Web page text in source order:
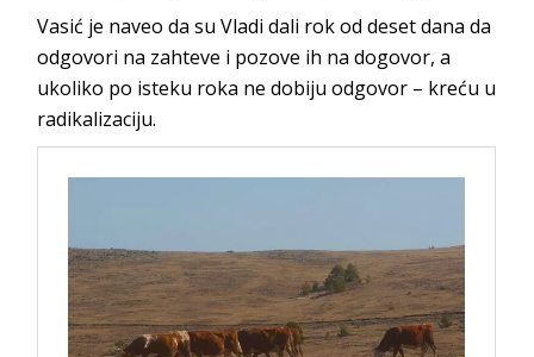
Vasić je naveo da su Vladi dali rok od deset dana da
odgovori na zahteve i pozove ih na dogovor, a
ukoliko po isteku roka ne dobiju odgovor – kreću u
radikalizaciju.